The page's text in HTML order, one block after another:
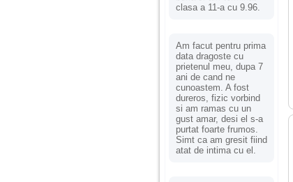
clasa a 11-a cu 9.96.
Am facut pentru prima
data dragoste cu
prietenul meu, dupa 7
ani de cand ne
cunoastem. A fost
dureros, fizic vorbind
si am ramas cu un
gust amar, desi el s-a
purtat foarte frumos.
Simt ca am gresit fiind
atat de intima cu el.